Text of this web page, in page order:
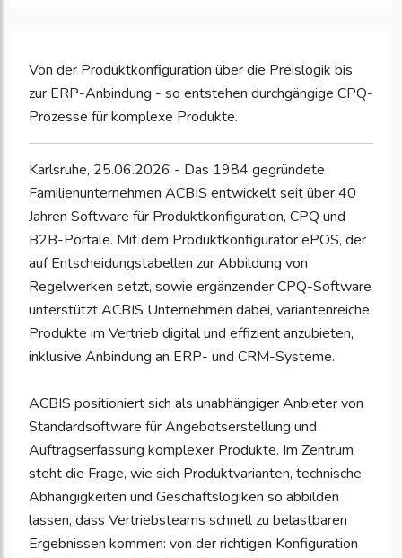
Von der Produktkonfiguration über die Preislogik bis
zur ERP-Anbindung - so entstehen durchgängige CPQ-
Prozesse für komplexe Produkte.
Karlsruhe, 25.06.2026 - Das 1984 gegründete
Familienunternehmen ACBIS entwickelt seit über 40
Jahren Software für Produktkonfiguration, CPQ und
B2B-Portale. Mit dem Produktkonfigurator ePOS, der
auf Entscheidungstabellen zur Abbildung von
Regelwerken setzt, sowie ergänzender CPQ-Software
unterstützt ACBIS Unternehmen dabei, variantenreiche
Produkte im Vertrieb digital und effizient anzubieten,
inklusive Anbindung an ERP- und CRM-Systeme.
ACBIS positioniert sich als unabhängiger Anbieter von
Standardsoftware für Angebotserstellung und
Auftragserfassung komplexer Produkte. Im Zentrum
steht die Frage, wie sich Produktvarianten, technische
Abhängigkeiten und Geschäftslogiken so abbilden
lassen, dass Vertriebsteams schnell zu belastbaren
Ergebnissen kommen: von der richtigen Konfiguration